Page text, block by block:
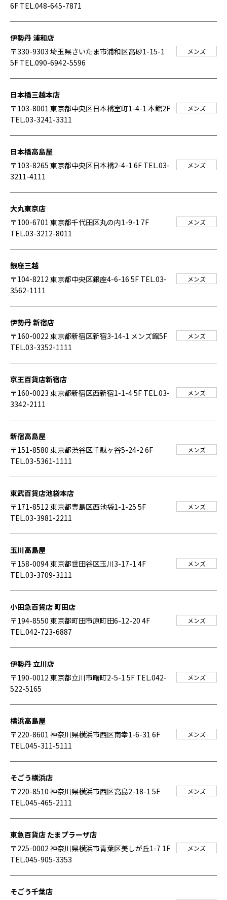
6F TEL.048-645-7871
伊勢丹 浦和店
〒330-9303 埼玉県さいたま市浦和区高砂1-15-1
5F TEL.090-6942-5596
メンズ
日本橋三越本店
〒103-8001 東京都中央区日本橋室町1-4-1 本館2F
TEL.03-3241-3311
メンズ
日本橋高島屋
〒103-8265 東京都中央区日本橋2-4-1 6F TEL.03-
3211-4111
メンズ
大丸東京店
〒100-6701 東京都千代田区丸の内1-9-1 7F
TEL.03-3212-8011
メンズ
銀座三越
〒104-8212 東京都中央区銀座4-6-16 5F TEL.03-
3562-1111
メンズ
伊勢丹 新宿店
〒160-0022 東京都新宿区新宿3-14-1 メンズ館5F
TEL.03-3352-1111
メンズ
京王百貨店新宿店
〒160-0023 東京都新宿区西新宿1-1-4 5F TEL.03-
3342-2111
メンズ
新宿高島屋
〒151-8580 東京都渋谷区千駄ヶ谷5-24-2 6F
TEL.03-5361-1111
メンズ
東武百貨店池袋本店
〒171-8512 東京都豊島区西池袋1-1-25 5F
TEL.03-3981-2211
メンズ
玉川高島屋
〒158-0094 東京都世田谷区玉川3-17-1 4F
TEL.03-3709-3111
メンズ
小田急百貨店 町田店
〒194-8550 東京都町田市原町田6-12-20 4F
TEL.042-723-6887
メンズ
伊勢丹 立川店
〒190-0012 東京都立川市曙町2-5-1 5F TEL.042-
522-5165
メンズ
横浜高島屋
〒220-8601 神奈川県横浜市西区南幸1-6-31 6F
TEL.045-311-5111
メンズ
そごう横浜店
〒220-8510 神奈川県横浜市西区高島2-18-1 5F
TEL.045-465-2111
メンズ
東急百貨店 たまプラーザ店
〒225-0002 神奈川県横浜市青葉区美しが丘1-7 1F
TEL.045-905-3353
メンズ
そごう千葉店